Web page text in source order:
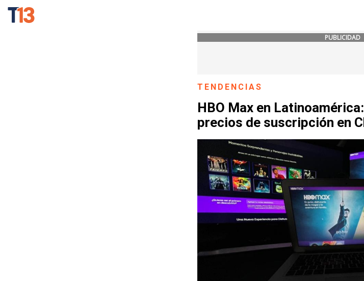
PUBLICIDAD
TENDENCIAS
HBO Max en
precios de suscripción en